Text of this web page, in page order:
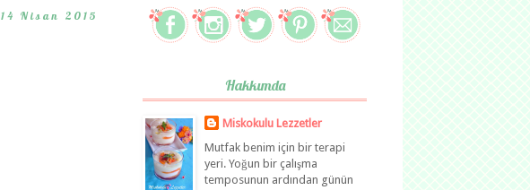
14 Nisan 2015
Hakkımda
Miskokulu Lezzetler
Mutfak benim için bir terapi
yeri. Yoğun bir çalışma
temposunun ardından günün